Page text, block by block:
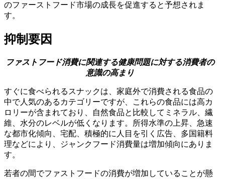
のファーストフード市場の成長を促進すると予想されま
す。
抑制要因
ファストフード消費に関連する健康問題に対する消費者の
意識の高まり
すぐに食べられるスナックは、家庭外で消費される食品の
中で人気のあるカテゴリーですが、これらの食品には高カ
ロリーが含まれており、自然食品と比較してミネラル、繊
維、水分のレベルが低くなります。所得水準の上昇、急速
な都市化傾向、宅配、積極的に人目を引く広告、多国籍料
理などにより、ジャンクフード消費量は増加傾向にありま
す。
若者の間でファストフードの消費が増加していることが懸